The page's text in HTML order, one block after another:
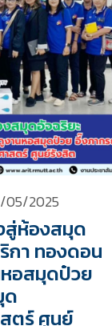
05/2025
สู่ห้องสมุด
กา ทองดอน
อสมุดป๋วย
ด
ตร์ ศูนย์